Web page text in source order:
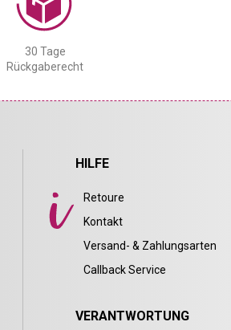
30 Tage
Rückgaberecht
HILFE
Retoure
Kontakt
Versand- & Zahlungsarten
Callback Service
VERANTWORTUNG